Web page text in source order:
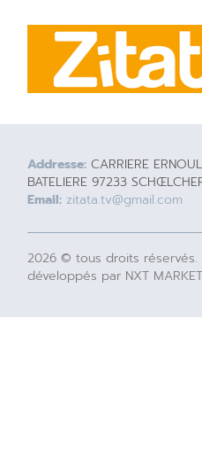
Addresse: CARRIERE
BATELIERE 97233
Email: zitata.tv@gmail.com
2026 © tous droits
développés par NXT